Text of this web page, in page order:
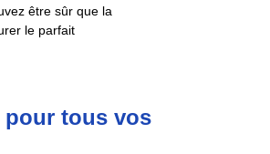
être sûr que la
le parfait
pour tous vos